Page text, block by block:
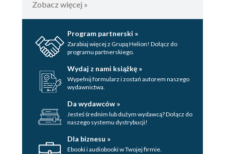
Tworzenie tablic przy użyciu array()
(117)
Odczytywanie elementów tablicy przy
użyciu list() (118)
Zapisywanie w tablicy
predefiniowanego zakresu wartości
(118)
(119)
Wyświetlanie zawartości tablic (119)
Wyświetlanie tablic w ramach
testowania skryptu (120)
Zobacz więcej »
Program partnerski »
Zarabiaj więcej z Grupą Helion! Dołącz do
programu partnerskiego.
Wydaj z nami książkę »
Wypełnij formularz i zostań autorem naszego
wydawnictwa.
Da wydawców »
Jesteś średnim lub dużym wydawcą? Dołącz do
naszego systemu dystrybucji!
Dla biznesu »
Ebooki i audiobooki w Twojej firmie.